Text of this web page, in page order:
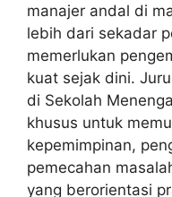
manajer andal di
lebih dari sekadar
memerlukan
kuat sejak dini.
di Sekolah
khusus untuk
kepemimpinan,
pemecahan
yang berorientasi